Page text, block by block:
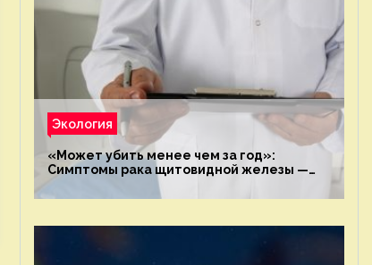
Экология
«Может убить менее чем за год»:
Симптомы рака щитовидной железы —
новости экологии на ECOportal